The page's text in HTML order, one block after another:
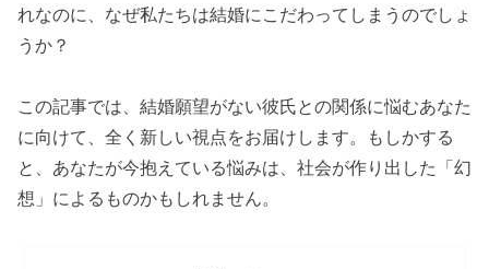
れなのに、なぜ私たちは結婚にこだわってしまうのでしょ
うか？
この記事では、結婚願望がない彼氏との関係に悩むあなた
に向けて、全く新しい視点をお届けします。もしかする
と、あなたが今抱えている悩みは、社会が作り出した「幻
想」によるものかもしれません。